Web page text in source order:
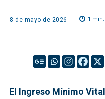
8 de mayo de 2026 1 min.
El Ingreso Mínimo Vital